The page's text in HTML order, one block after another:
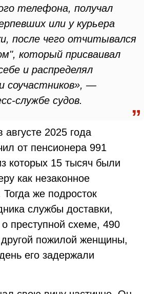
телефона, получал
или у курьера
после чего отчитывался
который присваивал
и распределял
соучастников», —
службе судов.
2025 года
от пенсионера 991
которых 15 тысяч были
как незаконное
же подросток
службы доставки,
преступной схеме, 490
пожилой женщины,
его задержали